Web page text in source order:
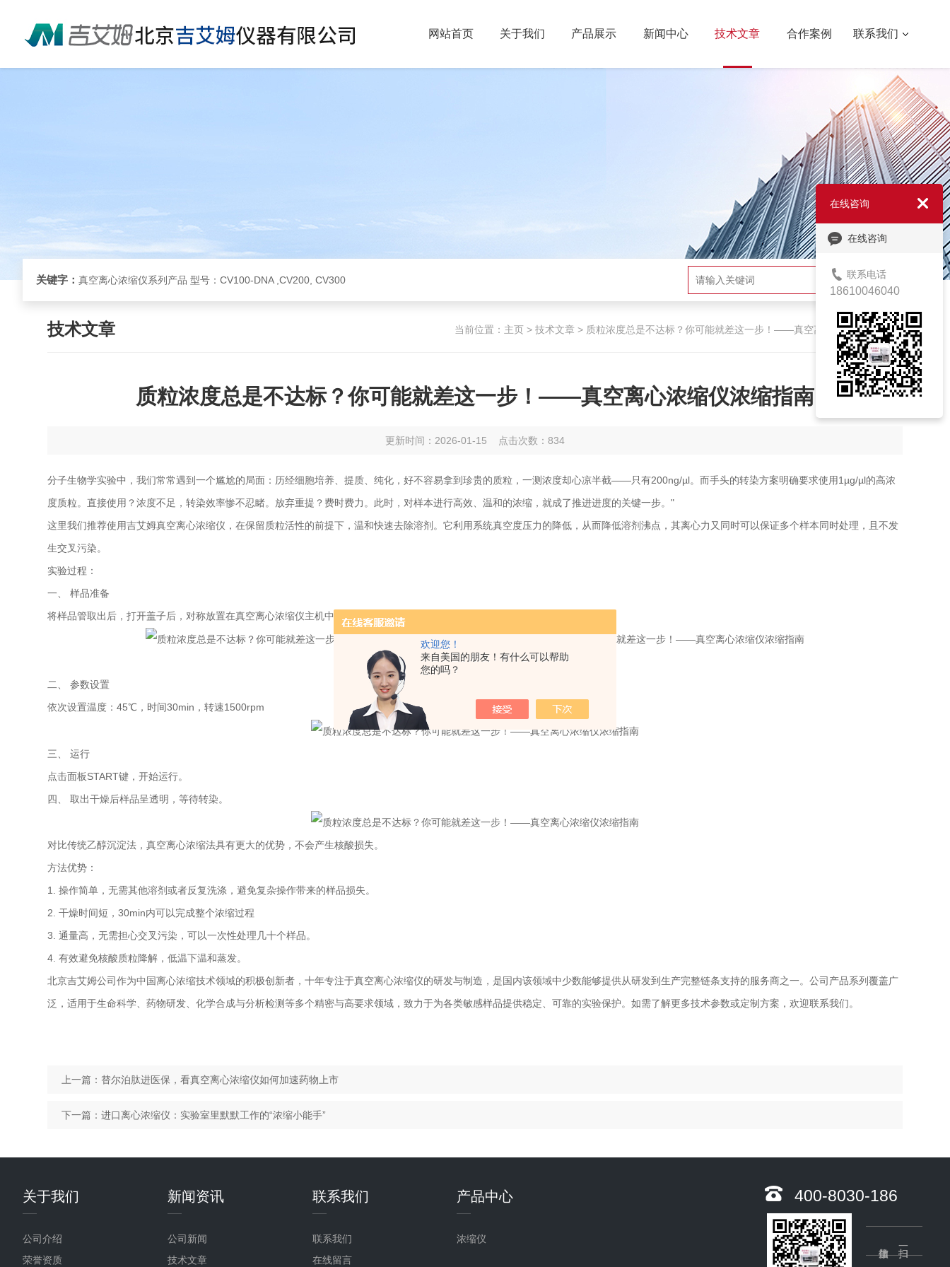
欢迎您！
来自美国的朋友！有什么可以帮助
您的吗？
网站首页 关于我们 产品展示 新闻中心 技术文章 合作案例 联系我们
关键字：真空离心浓缩仪系列产品 型号：CV100-DNA ,CV200, CV300 搜索
技术文章 当前位置： 主页> 技术文章> 质粒浓度总是不达标？你可能就差这一步！——真空离心浓缩仪浓缩指南
质粒浓度总是不达标？你可能就差这一步！——真空离心浓缩仪浓缩指南
更新时间：2026-01-15 点击次数：834
分子生物学实验中，我们常常遇到一个尴尬的局面：历经细胞培养、提质、纯化，好不容易拿到珍贵的质粒，一测浓度却心凉半截——只有200ng/µl。而手头的转染方案明确要求使用1µg/µl的高浓
度质粒。直接使用？浓度不足，转染效率惨不忍睹。放弃重提？费时费力。此时，对样本进行高效、温和的浓缩，就成了推进进度的关键一步。"
这里我们推荐使用吉艾姆真空离心浓缩仪，在保留质粒活性的前提下，温和快速去除溶剂。它利用系统真空度压力的降低，从而降低溶剂沸点，其离心力又同时可以保证多个样本同时处理，且不发
生交叉污染。
实验过程：
一、 样品准备
将样品管取出后，打开盖子后，对称放置在真空离心浓缩仪主机中。
二、 参数设置
依次设置温度：45℃，时间30min，转速1500rpm
三、 运行
点击面板START键，开始运行。
四、 取出干燥后样品呈透明，等待转染。
对比传统乙醇沉淀法，真空离心浓缩法具有更大的优势，不会产生核酸损失。
方法优势：
1. 操作简单，无需其他溶剂或者反复洗涤，避免复杂操作带来的样品损失。
2. 干燥时间短，30min内可以完成整个浓缩过程
3. 通量高，无需担心交叉污染，可以一次性处理几十个样品。
4. 有效避免核酸质粒降解，低温下温和蒸发。
北京吉艾姆公司作为中国离心浓缩技术领域的积极创新者，十年专注于真空离心浓缩仪的研发与制造，是国内该领域中少数能够提供从研发到生产完整链条支持的服务商之一。公司产品系列覆盖广
泛，适用于生命科学、药物研发、化学合成与分析检测等多个精密与高要求领域，致力于为各类敏感样品提供稳定、可靠的实验保护。如需了解更多技术参数或定制方案，欢迎联系我们。
上一篇： 替尔泊肽进医保，看真空离心浓缩仪如何加速药物上市
下一篇：进口离心浓缩仪：实验室里默默工作的“浓缩小能手”
关于我们
公司介绍
荣誉资质
新闻资讯
公司新闻
技术文章
联系我们
联系我们
在线留言
产品中心
浓缩仪
400-8030-186
在线咨询
在线咨询
联系电话
18610046040